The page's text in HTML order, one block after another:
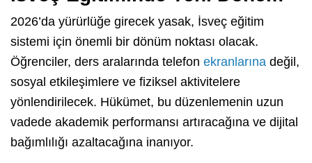
2026’da yürürlüğe girecek yasak, İsveç eğitim
sistemi için önemli bir dönüm noktası olacak.
Öğrenciler, ders aralarında telefon ekranlarına değil,
sosyal etkileşimlere ve fiziksel aktivitelere
yönlendirilecek. Hükümet, bu düzenlemenin uzun
vadede akademik performansı artıracağına ve dijital
bağımlılığı azaltacağına inanıyor.